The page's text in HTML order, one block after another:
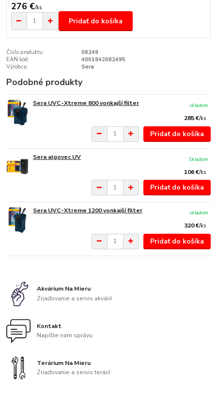
276 €/ks
Pridať do košíka
Číslo produktu:
08249
EAN kód:
4001942082495
Výrobca:
Sera
Podobné produkty
Sera UVC-Xtreme 800 vonkajší filter
285 €/ks
skladom
Pridať do košíka
Sera algovec UV
106 €/ks
Skladom
Pridať do košíka
Sera UVC-Xtreme 1200 vonkajší filter
320 €/ks
skladom
Pridať do košíka
Akvárium Na Mieru
Zriaďovanie a servis akvárií
Kontakt
Napíšte nám správu
Terárium Na Mieru
Zriaďovanie a servis terárií